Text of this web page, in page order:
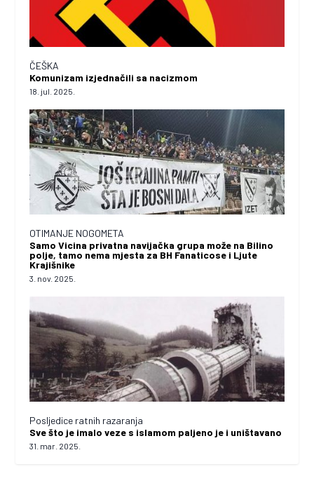
ČEŠKA
Komunizam izjednačili sa nacizmom
18. jul. 2025.
OTIMANJE NOGOMETA
Samo Vicina privatna navijačka grupa može na Bilino
polje, tamo nema mjesta za BH Fanaticose i Ljute
Krajišnike
3. nov. 2025.
Posljedice ratnih razaranja
Sve što je imalo veze s islamom paljeno je i uništavano
31. mar. 2025.